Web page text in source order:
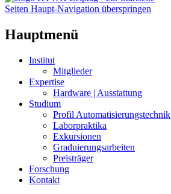
Seiten Haupt-Navigation überspringen
Hauptmenü
Institut
Mitglieder
Expertise
Hardware | Ausstattung
Studium
Profil Automatisierungstechnik
Laborpraktika
Exkursionen
Graduierungsarbeiten
Preisträger
Forschung
Kontakt